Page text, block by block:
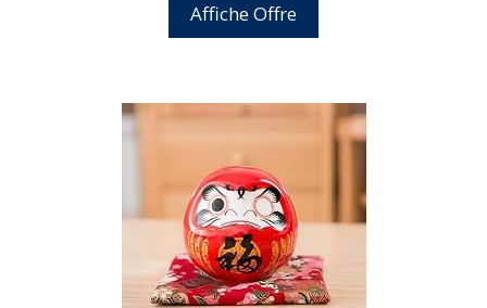
Affiche Offre